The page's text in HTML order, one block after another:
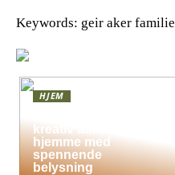
Keywords: geir aker familie
HJEM
kreativ atmosfære
hjemme med
spennende
belysning